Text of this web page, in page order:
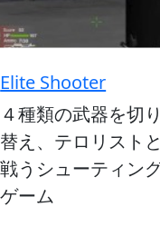
Elite Shooter
４種類の武器を切り
替え、テロリストと
戦うシューティン
ゲーム